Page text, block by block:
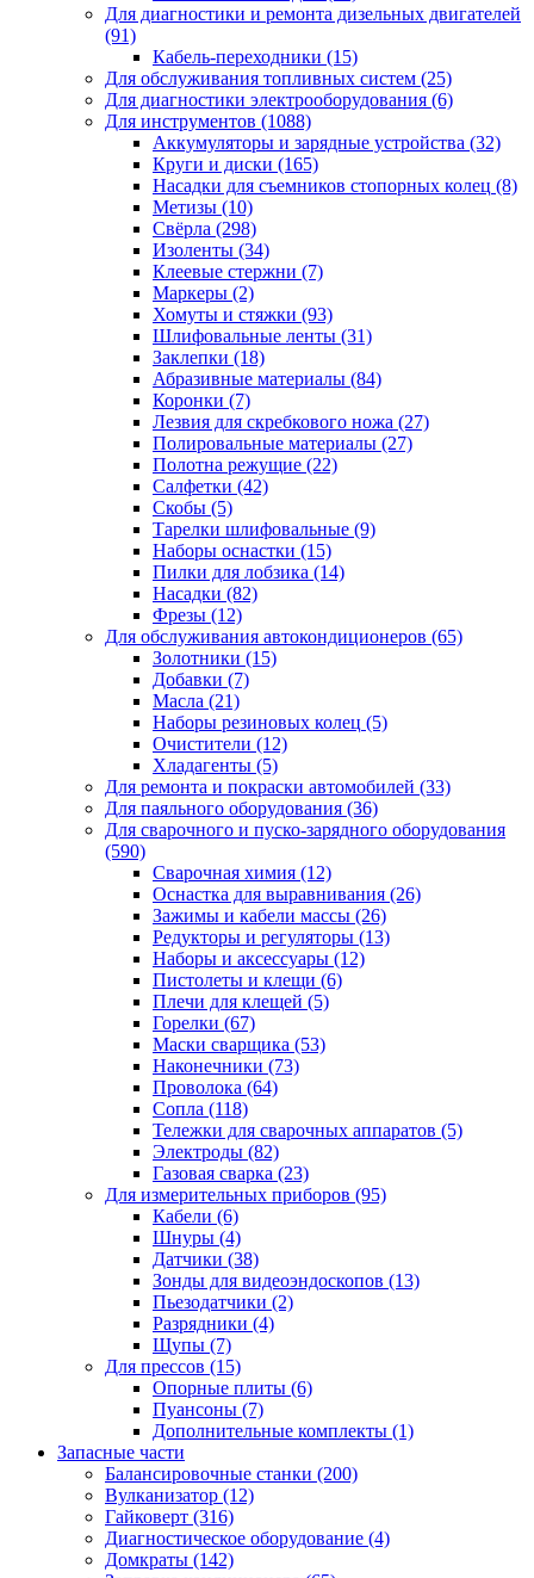
Для диагностики и ремонта дизельных двигателей
(91)
Кабель-переходники (15)
Для обслуживания топливных систем (25)
Для диагностики электрооборудования (6)
Для инструментов (1088)
Аккумуляторы и зарядные устройства (32)
Круги и диски (165)
Насадки для съемников стопорных колец (8)
Метизы (10)
Свёрла (298)
Изоленты (34)
Клеевые стержни (7)
Маркеры (2)
Хомуты и стяжки (93)
Шлифовальные ленты (31)
Заклепки (18)
Абразивные материалы (84)
Коронки (7)
Лезвия для скребкового ножа (27)
Полировальные материалы (27)
Полотна режущие (22)
Салфетки (42)
Скобы (5)
Тарелки шлифовальные (9)
Наборы оснастки (15)
Пилки для лобзика (14)
Насадки (82)
Фрезы (12)
Для обслуживания автокондиционеров (65)
Золотники (15)
Добавки (7)
Масла (21)
Наборы резиновых колец (5)
Очистители (12)
Хладагенты (5)
Для ремонта и покраски автомобилей (33)
Для паяльного оборудования (36)
Для сварочного и пуско-зарядного оборудования
(590)
Сварочная химия (12)
Оснастка для выравнивания (26)
Зажимы и кабели массы (26)
Редукторы и регуляторы (13)
Наборы и аксессуары (12)
Пистолеты и клещи (6)
Плечи для клещей (5)
Горелки (67)
Маски сварщика (53)
Наконечники (73)
Проволока (64)
Сопла (118)
Тележки для сварочных аппаратов (5)
Электроды (82)
Газовая сварка (23)
Для измерительных приборов (95)
Кабели (6)
Шнуры (4)
Датчики (38)
Зонды для видеоэндоскопов (13)
Пьезодатчики (2)
Разрядники (4)
Щупы (7)
Для прессов (15)
Опорные плиты (6)
Пуансоны (7)
Дополнительные комплекты (1)
Запасные части
Балансировочные станки (200)
Вулканизатор (12)
Гайковерт (316)
Диагностическое оборудование (4)
Домкраты (142)